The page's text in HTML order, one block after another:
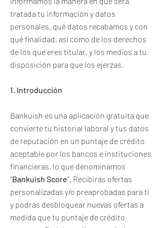
tratada tu información y datos
personales, qué datos recabamos y con
qué finalidad, así como de los derechos
de los que eres titular, y los medios a tu
disposición para que los ejerzas.
1. Introducción
Bankuish es una aplicación gratuita que
convierte tu historial laboral y tus datos
de reputación en un puntaje de crédito
aceptable por los bancos e instituciones
financieras, lo que denominamos
“Bankuish Score”. Recibirás ofertas
personalizadas y/o preaprobadas para ti
y podrás desbloquear nuevas ofertas a
medida que tu puntaje de crédito